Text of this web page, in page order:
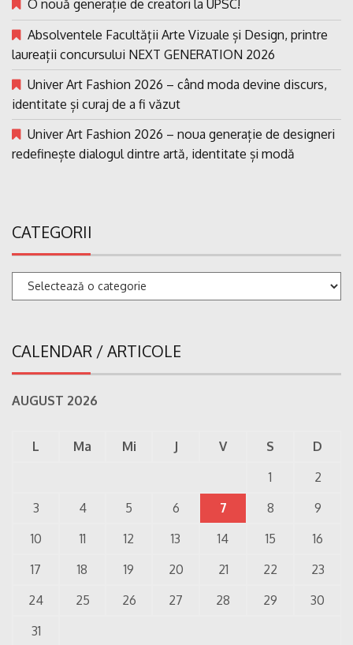
O nouă generație de creatori la UPSC!
Absolventele Facultății Arte Vizuale și Design, printre
laureații concursului NEXT GENERATION 2026
Univer Art Fashion 2026 – când moda devine discurs,
identitate și curaj de a fi văzut
Univer Art Fashion 2026 – noua generație de designeri
redefinește dialogul dintre artă, identitate și modă
CATEGORII
Categorii
CALENDAR / ARTICOLE
AUGUST 2026
L Ma Mi J V S
D
1
2
3
4 5 6 7 8
9
10
11 12 13 14 15
16
17
18 19 20 21 22
23
24
25 26 27 28 29
30
31